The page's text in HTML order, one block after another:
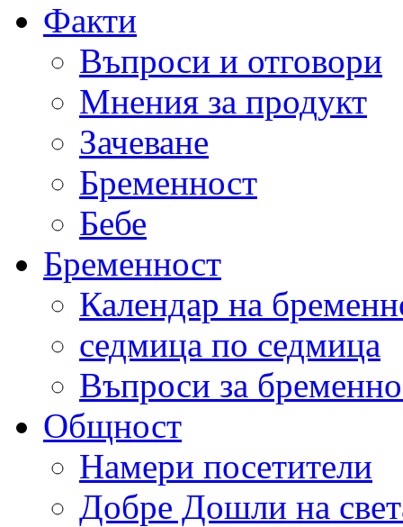
Факти
Въпроси и отговори
Мнения за продукт
Зачеване
Бременност
Бебе
Бременност
Календар на
седмица по седмица
Въпроси за
Общност
Намери посетители
Добре Дошли на